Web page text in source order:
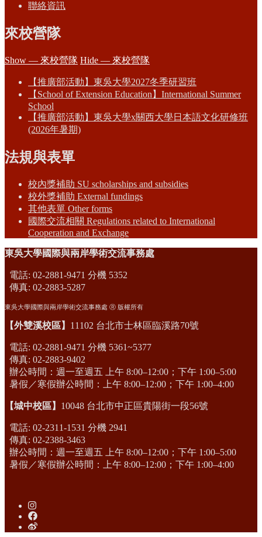
聯絡資訊
來校營隊
Show — 來校營隊 Hide — 來校營隊
【推廣部活動】東吳大學2027冬季研習班
【School of Extension Education】International Summer
School
【推廣部活動】東吳大學x關西大學日本語文化研修班
(2026年暑期)
法規與表單
校內獎補助 SU scholarships and subsidies
校外獎補助 External fundings
其他表單 Other forms
國際交流相關 Regulations related to International
Cooperation and Exchange
東吳大學國際與兩岸學術交流事務處
電話: 02-2881-9471 分機 5352
傳真: 02-2883-5287
東吳大學國際與兩岸學術交流事務處 Ⓡ 版權所有
【外雙溪校區】 11102 台北市士林區臨溪路70號
電話: 02-2881-9471 分機 5361~5377
傳真: 02-2883-9402
辦公時間：週一至週五 上午 8:00–12:00；下午 1:00–5:00
暑假／寒假辦公時間：上午 8:00–12:00；下午 1:00–4:00
【城中校區】 10048 台北市中正區貴陽街一段56號
電話: 02-2311-1531 分機 2941
傳真: 02-2388-3463
辦公時間：週一至週五 上午 8:00–12:00；下午 1:00–5:00
暑假／寒假辦公時間：上午 8:00–12:00；下午 1:00–4:00